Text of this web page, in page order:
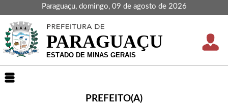
Paraguaçu, domingo, 09 de agosto de 2026
PREFEITO(A)